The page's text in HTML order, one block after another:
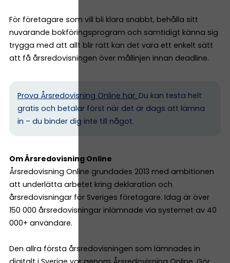
För företagare som vill bli klara snabbt, behålla sitt
nuvarande bokföringsprogram och samtidigt känna sig
trygga med att allt blir rätt kan det vara ett enkelt sätt
att få årsredovisningen över mållinjen innan deadline.
Prova Årsredovisning Online här. Du kan testa helt
gratis och betalar först när det är dags att lämna
in – du binder dig inte till något.
Om Årsredovisning Online
Årsredovisning Online grundades 2013 med ambitionen
att underlätta arbetet kring deklaration och
årsredovisningar för Sveriges företagare. Idag är över
150 000 årsredovisningar inlämnade via systemet av 40
000+ användare.
Den allra första årsredovisningen som lämnades in